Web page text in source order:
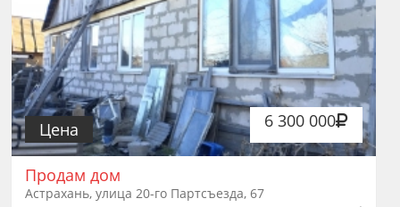
6 300 000
Цена
Продам дом
Астрахань, улица 20-го Партсъезда, 67